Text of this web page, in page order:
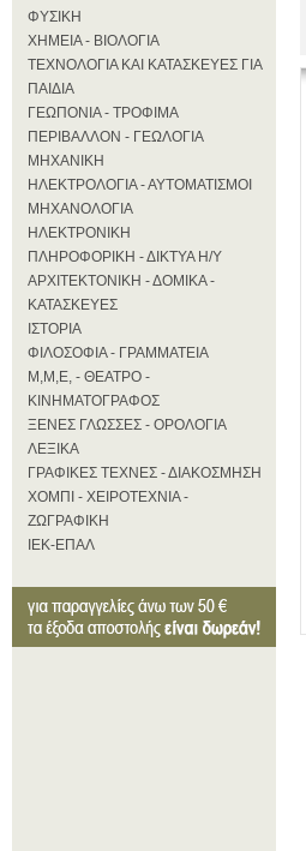
ΦΥΣΙΚΗ
ΧΗΜΕΙΑ - ΒΙΟΛΟΓΙΑ
ΤΕΧΝΟΛΟΓΙΑ ΚΑΙ ΚΑΤΑΣΚΕΥΕΣ ΓΙΑ
ΠΑΙΔΙΑ
ΓΕΩΠΟΝΙΑ - ΤΡΟΦΙΜΑ
ΠΕΡΙΒΑΛΛΟΝ - ΓΕΩΛΟΓΙΑ
ΜΗΧΑΝΙΚΗ
ΗΛΕΚΤΡΟΛΟΓΙΑ - ΑΥΤΟΜΑΤΙΣΜΟΙ
ΜΗΧΑΝΟΛΟΓΙΑ
ΗΛΕΚΤΡΟΝΙΚΗ
ΠΛΗΡΟΦΟΡΙΚΗ - ΔΙΚΤΥΑ Η/Υ
ΑΡΧΙΤΕΚΤΟΝΙΚΗ - ΔΟΜΙΚΑ -
ΚΑΤΑΣΚΕΥΕΣ
ΙΣΤΟΡΙΑ
ΦΙΛΟΣΟΦΙΑ - ΓΡΑΜΜΑΤΕΙΑ
Μ,Μ,Ε, - ΘΕΑΤΡΟ -
ΚΙΝΗΜΑΤΟΓΡΑΦΟΣ
ΞΕΝΕΣ ΓΛΩΣΣΕΣ - ΟΡΟΛΟΓΙΑ
ΛΕΞΙΚΑ
ΓΡΑΦΙΚΕΣ ΤΕΧΝΕΣ - ΔΙΑΚΟΣΜΗΣΗ
ΧΟΜΠΙ - ΧΕΙΡΟΤΕΧΝΙΑ -
ΖΩΓΡΑΦΙΚΗ
ΙΕΚ-ΕΠΑΛ